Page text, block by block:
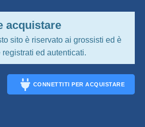
acquistare
sito è riservato ai grossisti ed è
ed autenticati.
CONNETTITI PER ACQUISTARE